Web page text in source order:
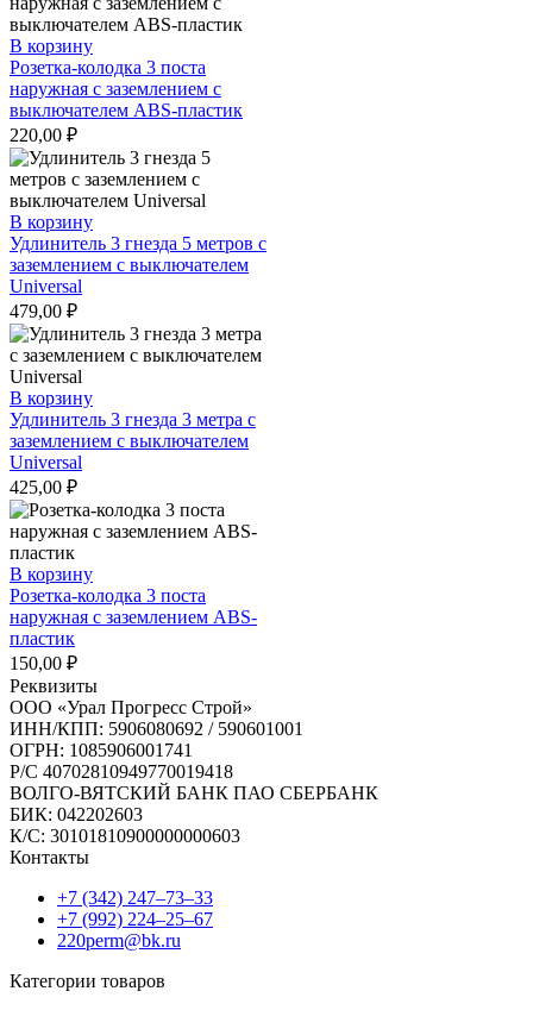
В корзину
Розетка-колодка 3 поста
наружная с заземлением с
выключателем ABS-пластик
220,00 ₽
В корзину
Удлинитель 3 гнезда 5 метров с
заземлением с выключателем
Universal
479,00 ₽
В корзину
Удлинитель 3 гнезда 3 метра с
заземлением с выключателем
Universal
425,00 ₽
В корзину
Розетка-колодка 3 поста
наружная с заземлением ABS-
пластик
150,00 ₽
Реквизиты
ООО «Урал Прогресс Строй»
ИНН/КПП: 5906080692 / 590601001
ОГРН: 1085906001741
Р/C 40702810949770019418
ВОЛГО-ВЯТСКИЙ БАНК ПАО СБЕРБАНК
БИК: 042202603
К/С: 30101810900000000603
Контакты
+7 (342) 247‒73‒33
+7 (992) 224‒25‒67
220perm@bk.ru
Категории товаров